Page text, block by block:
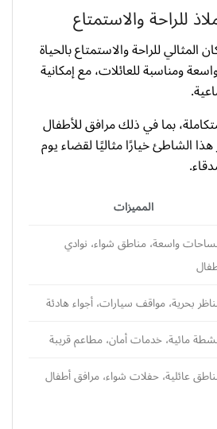
للراحة والاستمتاع
للراحة والاستمتاع بالحياة
ومناسبة للعائلات، مع إمكانية
بما في ذلك مرافق للأطفال
الشاطئ خيارًا مثاليًا لقضاء يوم
المميزات
واسعة، مناطق شواء، نوادي
بحرية، مواقف سيارات، أجواء هادئة
مائية، خدمات أمان، مطاعم قريبة
عائلية، حفلات شواء، مرافق أطفال